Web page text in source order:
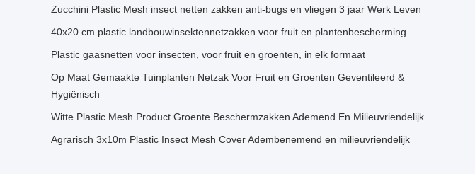
Zucchini Plastic Mesh insect netten zakken anti-bugs en vliegen 3 jaar Werk Leven
40x20 cm plastic landbouwinsektennetzakken voor fruit en plantenbescherming
Plastic gaasnetten voor insecten, voor fruit en groenten, in elk formaat
Op Maat Gemaakte Tuinplanten Netzak Voor Fruit en Groenten Geventileerd &
Hygiënisch
Witte Plastic Mesh Product Groente Beschermzakken Ademend En Milieuvriendelijk
Agrarisch 3x10m Plastic Insect Mesh Cover Adembenemend en milieuvriendelijk